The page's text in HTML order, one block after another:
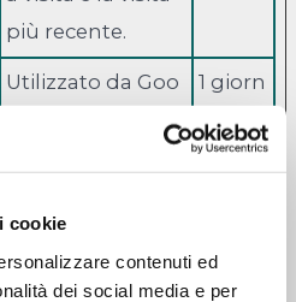
cookie
contenuti ed
dei social media e per
più recente.
Utilizzato da Goo
gle Analytics per l
e
1 giorn
o
Registra un ID un 1 giorn